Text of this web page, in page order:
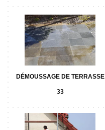
DÉMOUSSAGE DE TERRASSE
33